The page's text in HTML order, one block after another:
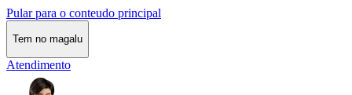
Pular para o conteudo principal
Tem no magalu
Atendimento